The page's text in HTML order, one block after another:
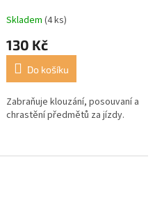
Skladem (4 ks)
130 Kč
Do košíku
Zabraňuje klouzání, posouvaní a
chrastění předmětů za jízdy.